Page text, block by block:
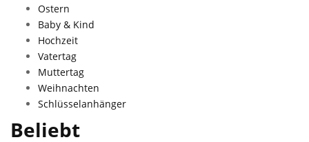
Ostern
Baby & Kind
Hochzeit
Vatertag
Muttertag
Weihnachten
Schlüsselanhänger
Beliebt